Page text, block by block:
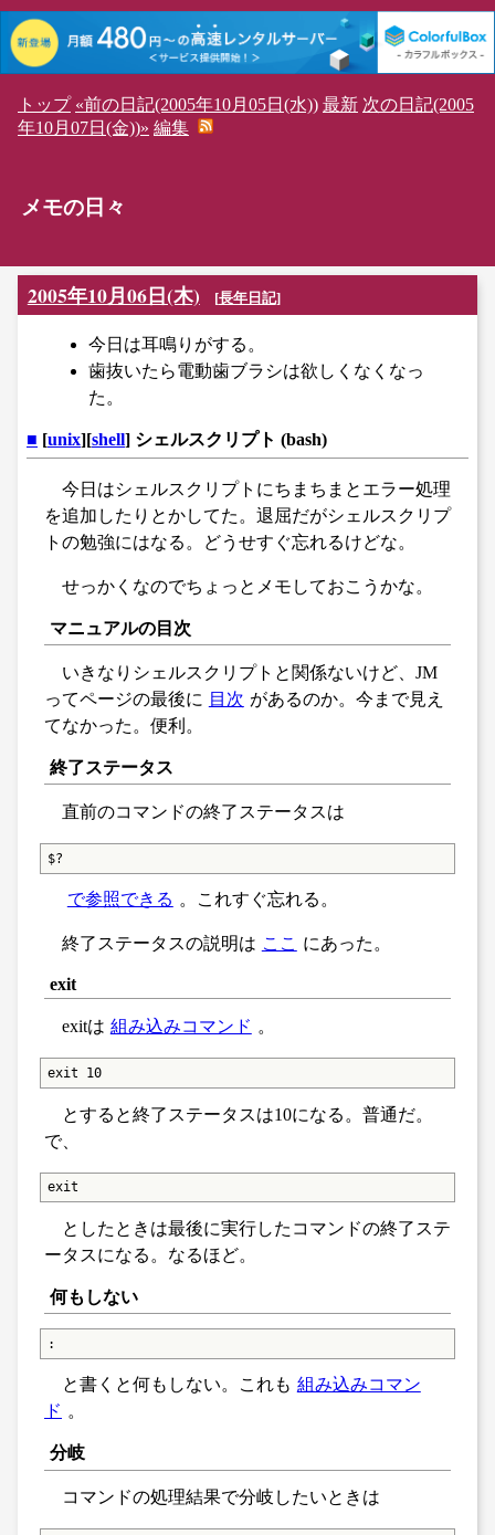
トップ «前の日記(2005年10月05日(水)) 最新 次の日記(2005
年10月07日(金))» 編集
メモの日々
2005年10月06日(木) [長年日記]
今日は耳鳴りがする。
歯抜いたら電動歯ブラシは欲しくなくなっ
た。
■ [unix][shell] シェルスクリプト (bash)
今日はシェルスクリプトにちまちまとエラー処理
を追加したりとかしてた。退屈だがシェルスクリプ
トの勉強にはなる。どうせすぐ忘れるけどな。
せっかくなのでちょっとメモしておこうかな。
マニュアルの目次
いきなりシェルスクリプトと関係ないけど、JM
ってページの最後に 目次 があるのか。今まで見え
てなかった。便利。
終了ステータス
直前のコマンドの終了ステータスは
$?
で参照できる 。これすぐ忘れる。
終了ステータスの説明は ここ にあった。
exit
exitは 組み込みコマンド 。
exit 10
とすると終了ステータスは10になる。普通だ。
で、
exit
としたときは最後に実行したコマンドの終了ステ
ータスになる。なるほど。
何もしない
:
と書くと何もしない。これも 組み込みコマン
ド 。
分岐
コマンドの処理結果で分岐したいときは